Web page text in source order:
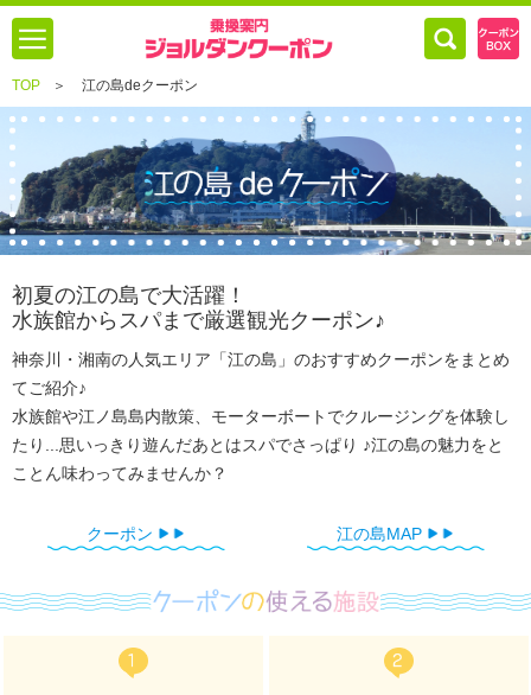
TOP ＞ 江の島deクーポン
初夏の江の島で大活躍！
水族館からスパまで厳選観光クーポン♪
神奈川・湘南の人気エリア「江の島」のおすすめクーポンをまとめ
てご紹介♪
水族館や江ノ島島内散策、モーターボートでクルージングを体験し
たり...思いっきり遊んだあとはスパでさっぱり ♪江の島の魅力をと
ことん味わってみませんか？
クーポン 江の島MAP